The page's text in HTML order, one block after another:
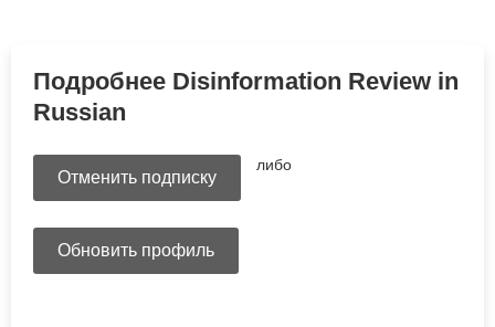
Подробнее Disinformation Review in
Russian
Отменить подписку
либо
Обновить профиль